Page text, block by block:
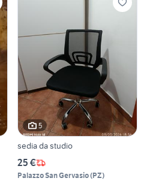
5
sedia da studio
25 €
Palazzo San Gervasio(PZ)